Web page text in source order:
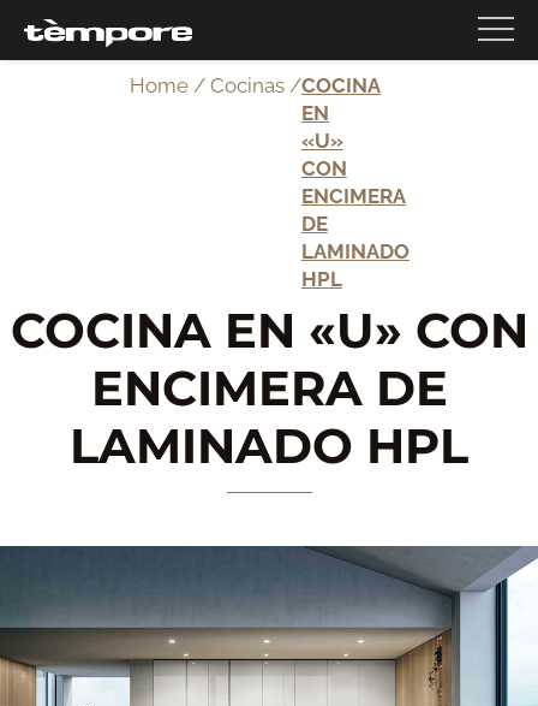
Home/ Cocinas /COCINA
EN
«U»
CON
ENCIMERA
DE
LAMINADO
HPL
COCINA EN «U» CON
ENCIMERA DE
LAMINADO HPL